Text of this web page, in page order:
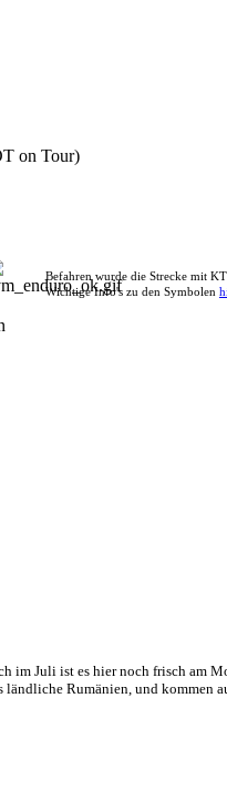
on Tour)
Befahren wurde die Strecke mit
Wichtige Info's zu den Symbolen
im Juli ist es hier noch frisch am
Rumänien, und kommen